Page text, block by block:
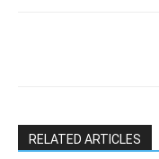
RELATED ARTICLES